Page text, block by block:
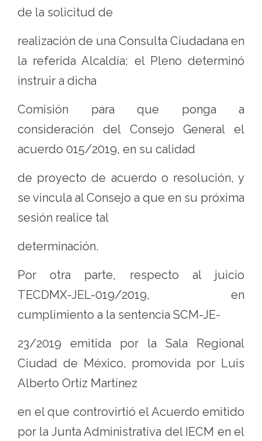
de la solicitud de
realización de una Consulta Ciudadana en
la referida Alcaldía; el Pleno determinó
instruir a dicha
Comisión para que ponga a
consideración del Consejo General el
acuerdo 015/2019, en su calidad
de proyecto de acuerdo o resolución, y
se vincula al Consejo a que en su próxima
sesión realice tal
determinación.
Por otra parte, respecto al juicio
TECDMX-JEL-019/2019, en
cumplimiento a la sentencia SCM-JE-
23/2019 emitida por la Sala Regional
Ciudad de México, promovida por Luis
Alberto Ortiz Martínez
en el que controvirtió el Acuerdo emitido
por la Junta Administrativa del IECM en el